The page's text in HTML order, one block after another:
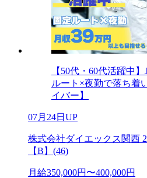
【50代・60代活躍中
ルート×夜勤で落ち着
イバー】
07月24日UP
株式会社ダイエックス関西
【B】(46)
月給350,000円〜400,000円